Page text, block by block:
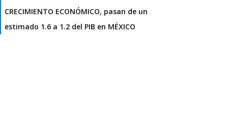
CRECIMIENTO ECONÓMICO, pasan de un
estimado 1.6 a 1.2 del PIB en MÉXICO